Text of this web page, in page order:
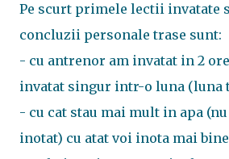
Pe scurt primele lectii invatate
concluzii personale trase sunt:
- cu antrenor am invatat in 2
invatat singur intr-o luna (luna
- cu cat stau mai mult in apa (nu
inotat) cu atat voi inota mai